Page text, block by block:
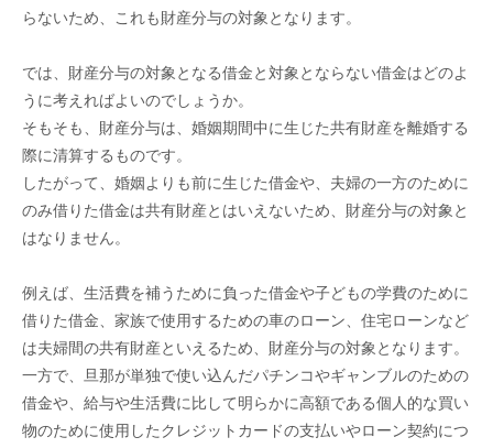
らないため、これも財産分与の対象となります。
では、財産分与の対象となる借金と対象とならない借金はどのよ
うに考えればよいのでしょうか。
そもそも、財産分与は、婚姻期間中に生じた共有財産を離婚する
際に清算するものです。
したがって、婚姻よりも前に生じた借金や、夫婦の一方のために
のみ借りた借金は共有財産とはいえないため、財産分与の対象と
はなりません。
例えば、生活費を補うために負った借金や子どもの学費のために
借りた借金、家族で使用するための車のローン、住宅ローンなど
は夫婦間の共有財産といえるため、財産分与の対象となります。
一方で、旦那が単独で使い込んだパチンコやギャンブルのための
借金や、給与や生活費に比して明らかに高額である個人的な買い
物のために使用したクレジットカードの支払いやローン契約につ